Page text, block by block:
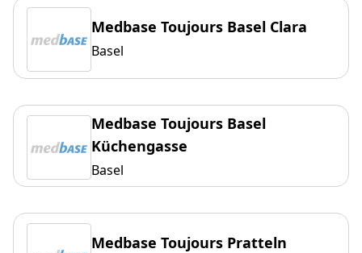
Medbase Toujours Basel Clara
Basel
Medbase Toujours Basel
Küchengasse
Basel
Medbase Toujours Pratteln